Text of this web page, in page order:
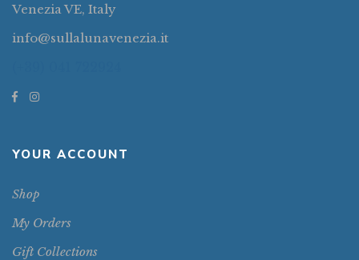
Venezia VE, Italy
info@sullalunavenezia.it
YOUR ACCOUNT
Shop
My Orders
Gift Collections